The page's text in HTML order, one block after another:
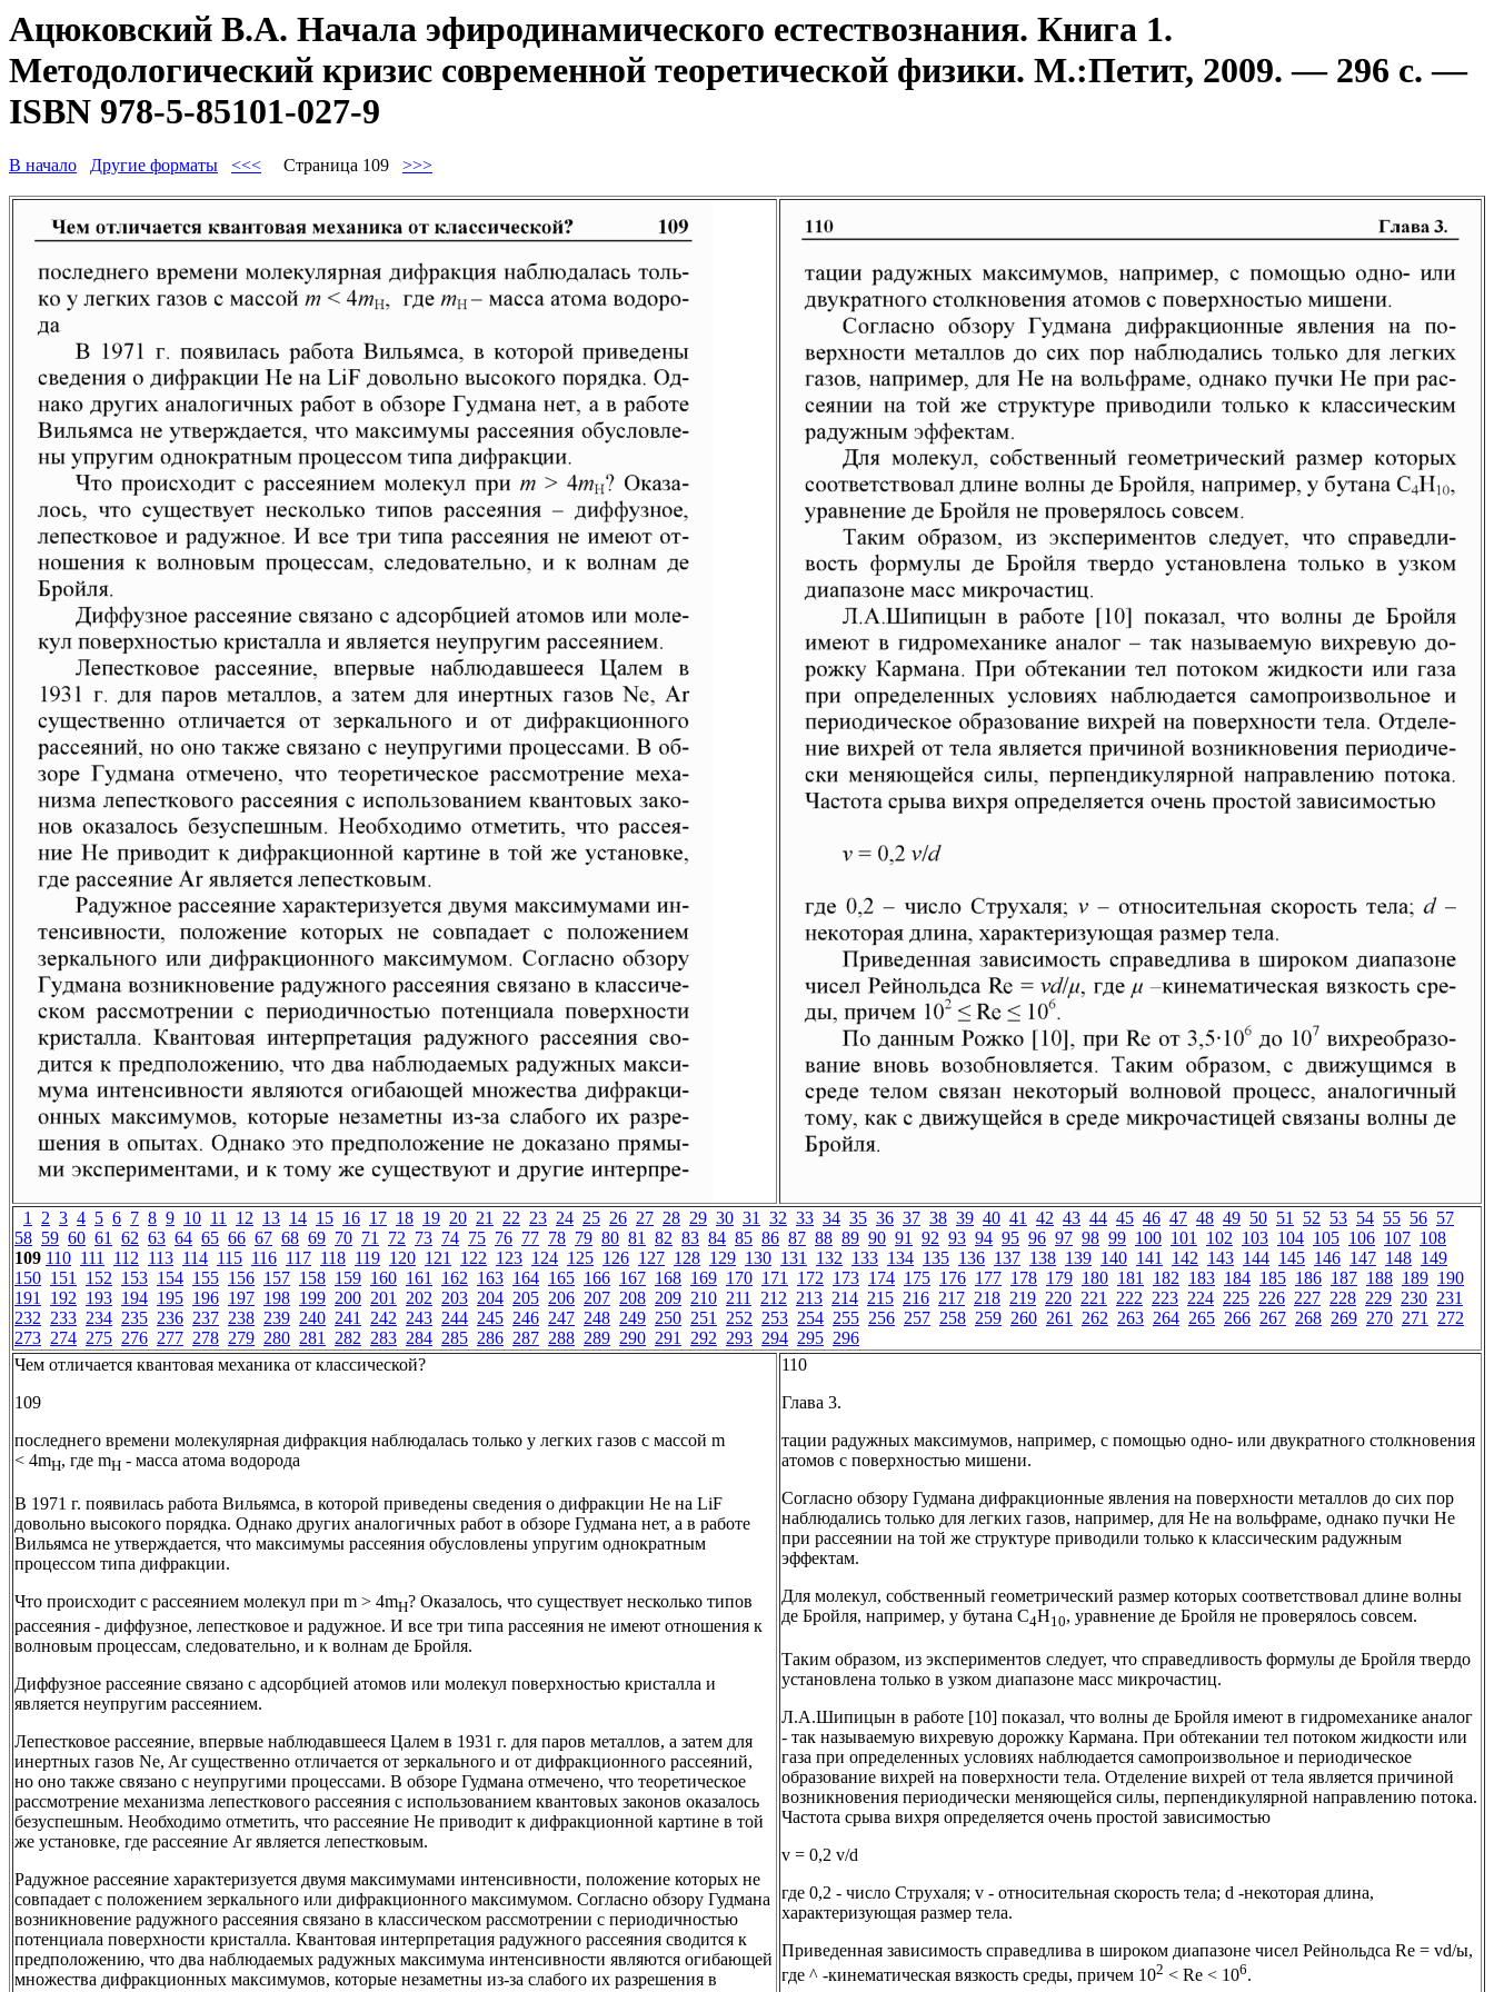
Ацюковский В.А. Начала эфиродинамического естествознания. Книга 1.
Методологический кризис современной теоретической физики. М.:Петит, 2009. — 296 с. —
ISBN 978-5-85101-027-9
В начало Другие форматы <<< Страница 109 >>>
1 2 3 4 5 6 7 8 9 10 11 12 13 14 15 16 17 18 19 20 21 22 23 24 25 26 27 28 29 30 31 32 33 34 35 36 37 38 39 40 41 42 43 44 45 46 47 48 49 50 51 52 53 54 55 56 57
58 59 60 61 62 63 64 65 66 67 68 69 70 71 72 73 74 75 76 77 78 79 80 81 82 83 84 85 86 87 88 89 90 91 92 93 94 95 96 97 98 99 100 101 102 103 104 105 106 107 108
109 110 111 112 113 114 115 116 117 118 119 120 121 122 123 124 125 126 127 128 129 130 131 132 133 134 135 136 137 138 139 140 141 142 143 144 145 146 147 148 149
150 151 152 153 154 155 156 157 158 159 160 161 162 163 164 165 166 167 168 169 170 171 172 173 174 175 176 177 178 179 180 181 182 183 184 185 186 187 188 189 190
191 192 193 194 195 196 197 198 199 200 201 202 203 204 205 206 207 208 209 210 211 212 213 214 215 216 217 218 219 220 221 222 223 224 225 226 227 228 229 230 231
232 233 234 235 236 237 238 239 240 241 242 243 244 245 246 247 248 249 250 251 252 253 254 255 256 257 258 259 260 261 262 263 264 265 266 267 268 269 270 271 272
273 274 275 276 277 278 279 280 281 282 283 284 285 286 287 288 289 290 291 292 293 294 295 296
Чем отличается квантовая механика от классической?
109
последнего времени молекулярная дифракция наблюдалась только у легких газов с массой m
< 4mH, где mH - масса атома водорода
В 1971 г. появилась работа Вильямса, в которой приведены сведения о дифракции Не на LiF
довольно высокого порядка. Однако других аналогичных работ в обзоре Гудмана нет, а в работе
Вильямса не утверждается, что максимумы рассеяния обусловлены упругим однократным
процессом типа дифракции.
Что происходит с рассеянием молекул при m > 4mH? Оказалось, что существует несколько типов
рассеяния - диффузное, лепестковое и радужное. И все три типа рассеяния не имеют отношения к
волновым процессам, следовательно, и к волнам де Бройля.
Диффузное рассеяние связано с адсорбцией атомов или молекул поверхностью кристалла и
является неупругим рассеянием.
Лепестковое рассеяние, впервые наблюдавшееся Цалем в 1931 г. для паров металлов, а затем для
инертных газов Ne, Ar существенно отличается от зеркального и от дифракционного рассеяний,
но оно также связано с неупругими процессами. В обзоре Гудмана отмечено, что теоретическое
рассмотрение механизма лепесткового рассеяния с использованием квантовых законов оказалось
безуспешным. Необходимо отметить, что рассеяние Не приводит к дифракционной картине в той
же установке, где рассеяние Ar является лепестковым.
Радужное рассеяние характеризуется двумя максимумами интенсивности, положение которых не
совпадает с положением зеркального или дифракционного максимумом. Согласно обзору Гудмана
возникновение радужного рассеяния связано в классическом рассмотрении с периодичностью
потенциала поверхности кристалла. Квантовая интерпретация радужного рассеяния сводится к
предположению, что два наблюдаемых радужных максимума интенсивности являются огибающей
множества дифракционных максимумов, которые незаметны из-за слабого их разрешения в
110
Глава 3.
тации радужных максимумов, например, с помощью одно- или двукратного столкновения
атомов с поверхностью мишени.
Согласно обзору Гудмана дифракционные явления на поверхности металлов до сих пор
наблюдались только для легких газов, например, для Не на вольфраме, однако пучки Не
при рассеянии на той же структуре приводили только к классическим радужным
эффектам.
Для молекул, собственный геометрический размер которых соответствовал длине волны
де Бройля, например, у бутана С4Н10, уравнение де Бройля не проверялось совсем.
Таким образом, из экспериментов следует, что справедливость формулы де Бройля твердо
установлена только в узком диапазоне масс микрочастиц.
Л.А.Шипицын в работе [10] показал, что волны де Бройля имеют в гидромеханике аналог
- так называемую вихревую дорожку Кармана. При обтекании тел потоком жидкости или
газа при определенных условиях наблюдается самопроизвольное и периодическое
образование вихрей на поверхности тела. Отделение вихрей от тела является причиной
возникновения периодически меняющейся силы, перпендикулярной направлению потока.
Частота срыва вихря определяется очень простой зависимостью
v = 0,2 v/d
где 0,2 - число Струхаля; v - относительная скорость тела; d -некоторая длина,
характеризующая размер тела.
Приведенная зависимость справедлива в широком диапазоне чисел Рейнольдса Re = vd/ы,
где ^ -кинематическая вязкость среды, причем 102 < Re < 106.